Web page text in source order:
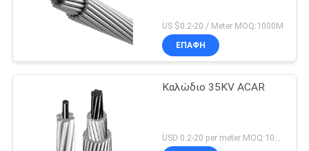
US $0.2-20 / Meter MOQ:1000M
ΕΠΑΦΉ
Καλώδιο 35KV ACAR